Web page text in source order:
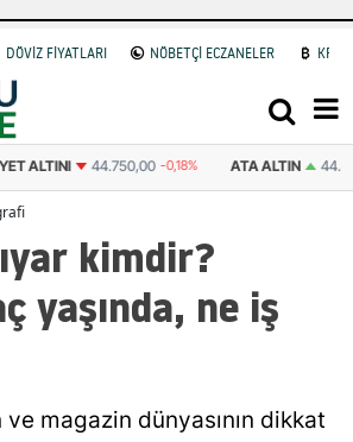
DÖVİZ FİYATLARI NÖBETÇİ ECZANELER
-0,18% ATA ALTIN 44.507,00 2,54%
kimdir?
yaşında, ne iş
magazin dünyasının dikkat